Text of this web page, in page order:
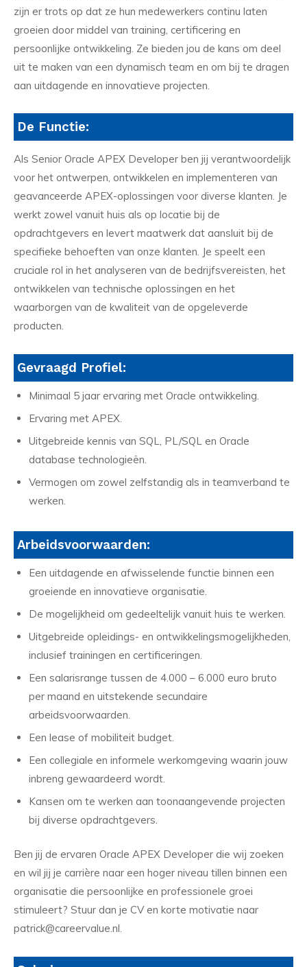
zijn er trots op dat ze hun medewerkers continu laten
groeien door middel van training, certificering en
persoonlijke ontwikkeling. Ze bieden jou de kans om deel
uit te maken van een dynamisch team en om bij te dragen
aan uitdagende en innovatieve projecten.
De Functie:
Als Senior Oracle APEX Developer ben jij verantwoordelijk
voor het ontwerpen, ontwikkelen en implementeren van
geavanceerde APEX-oplossingen voor diverse klanten. Je
werkt zowel vanuit huis als op locatie bij de
opdrachtgevers en levert maatwerk dat aansluit bij de
specifieke behoeften van onze klanten. Je speelt een
cruciale rol in het analyseren van de bedrijfsvereisten, het
ontwikkelen van technische oplossingen en het
waarborgen van de kwaliteit van de opgeleverde
producten.
Gevraagd Profiel:
Minimaal 5 jaar ervaring met Oracle ontwikkeling.
Ervaring met APEX.
Uitgebreide kennis van SQL, PL/SQL en Oracle
database technologieën.
Vermogen om zowel zelfstandig als in teamverband te
werken.
Arbeidsvoorwaarden:
Een uitdagende en afwisselende functie binnen een
groeiende en innovatieve organisatie.
De mogelijkheid om gedeeltelijk vanuit huis te werken.
Uitgebreide opleidings- en ontwikkelingsmogelijkheden,
inclusief trainingen en certificeringen.
Een salarisrange tussen de 4.000 – 6.000 euro bruto
per maand en uitstekende secundaire
arbeidsvoorwaarden.
Een lease of mobiliteit budget.
Een collegiale en informele werkomgeving waarin jouw
inbreng gewaardeerd wordt.
Kansen om te werken aan toonaangevende projecten
bij diverse opdrachtgevers.
Ben jij de ervaren Oracle APEX Developer die wij zoeken
en wil jij je carrière naar een hoger niveau tillen binnen een
organisatie die persoonlijke en professionele groei
stimuleert? Stuur dan je CV en korte motivatie naar
patrick@careervalue.nl.